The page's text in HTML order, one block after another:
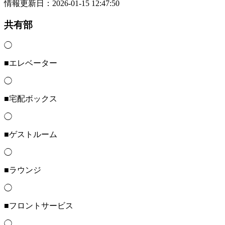
情報更新日：2026-01-15 12:47:50
共有部
◯
■エレベーター
◯
■宅配ボックス
◯
■ゲストルーム
◯
■ラウンジ
◯
■フロントサービス